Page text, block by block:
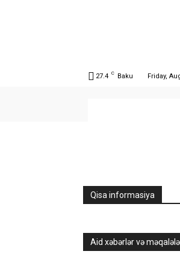
27.4 C Baku Friday,
Qisa informasiya
Aid xəbərlər və